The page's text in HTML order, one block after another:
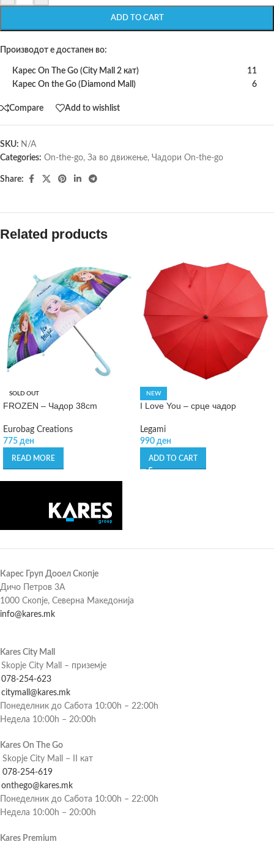
ADD TO CART
Производот е достапен во:
Карес On The Go (City Mall 2 кат)
11
Карес On the Go (Diamond Mall)
6
Compare Add to wishlist
SKU: N/A
Categories: On-the-go, За во движење, Чадори On-the-go
Share:
Related products
SOLD OUT
FROZEN – Чадор 38cm
Eurobag Creations
775 ден
READ MORE
NEW
I Love You – срце чадор
Legami
990 ден
ADD TO CART
Карес Груп Дооел Скопје
Дичо Петров 3А
1000 Скопје, Северна Македонија
info@kares.mk
Kares City Mall
Skopje City Mall – приземје
078-254-623
citymall@kares.mk
Понеделник до Сабота 10:00h – 22:00h
Недела 10:00h – 20:00h
Kares On The Go
Skopje City Mall – II кат
078-254-619
onthego@kares.mk
Понеделник до Сабота 10:00h – 22:00h
Недела 10:00h – 20:00h
Kares Premium